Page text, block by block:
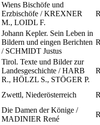
Wiens Bischöfe und
Erzbischöfe / KREXNER
M., LOIDL F.
Johann Kepler. Sein Leben in
Bildern und eingen Berichten
/ SCHMIDT Justus
Tirol. Texte und Bilder zur
Landesgeschichte / HARB
R., HÖLZL S., STÖGER P.
Zwettl, Niederösterreich
Die Damen der Könige /
MADINIER René